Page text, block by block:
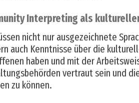
Interpreting als
nicht nur ausgezeichnete
auch Kenntnisse über die
haben und mit der
vertraut sein und
zu können.